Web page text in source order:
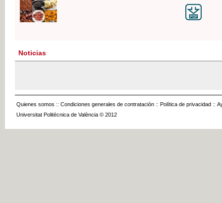
Noticias
Quienes somos :: Condiciones generales de contratación :: Política de privacidad ::
Universitat Politècnica de València © 2012